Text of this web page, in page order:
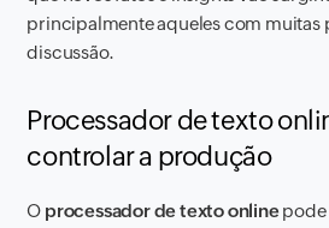
principalmente aqueles com muitas
discussão.
Processador de texto
controlar a produção
O processador de texto onlinepode